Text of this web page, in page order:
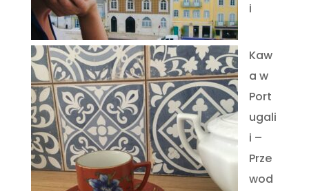
i
Kaw
a w
Port
ugali
i –
Prze
wod